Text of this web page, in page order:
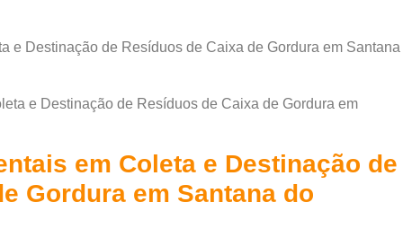
e Destinação de Resíduos de Caixa de Gordura em Santana
e Destinação de Resíduos de Caixa de Gordura em
em Coleta e Destinação de
Gordura em Santana do